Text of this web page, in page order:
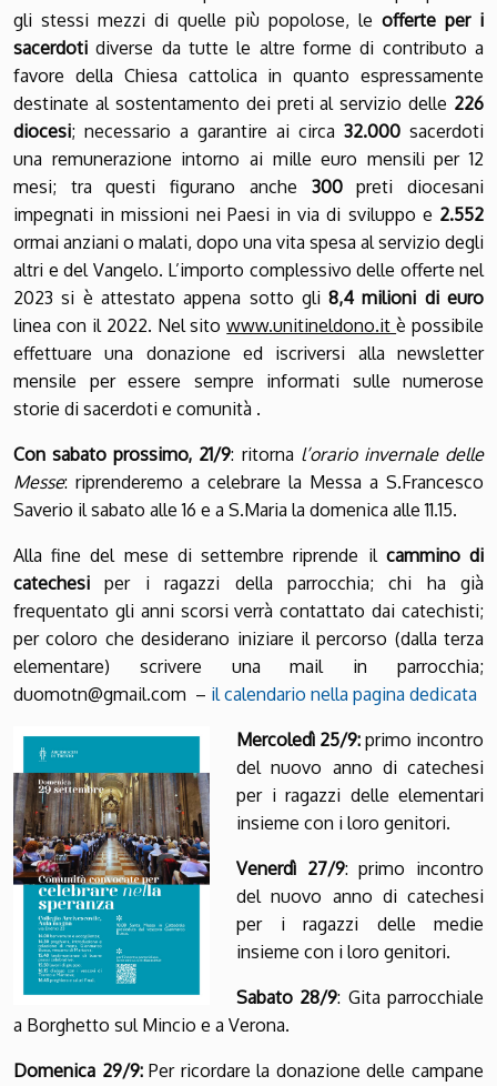
gli stessi mezzi di quelle più popolose, le offerte per i
sacerdotidiverse da tutte le altre forme di contributo a
favore della Chiesa cattolica in quanto espressamente
destinate al sostentamento dei preti al servizio delle 226
diocesi; necessario a garantire ai circa 32.000 sacerdoti
una remunerazione intorno ai mille euro mensili per 12
mesi; tra questi figurano anche 300preti diocesani
impegnati in missioni nei Paesi in via di sviluppo e 2.552
ormai anziani o malati, dopo una vita spesa al servizio degli
altri e del Vangelo. L’importo complessivo delle offerte nel
2023 si è attestato appena sotto gli8,4 milioni di euro
linea con il 2022. Nel sitowww.unitineldono.itè possibile
effettuare una donazione ed iscriversi alla newsletter
mensile per essere sempre informati sulle numerose
storie di sacerdoti e comunità .
Con sabato prossimo, 21/9: ritorna l’orario invernale delle
Messe: riprenderemo a celebrare la Messa a S.Francesco
Saverio il sabato alle 16 e a S.Maria la domenica alle 11.15.
Alla fine del mese di settembre riprende il cammino di
catechesiper i ragazzi della parrocchia; chi ha già
frequentato gli anni scorsi verrà contattato dai catechisti;
per coloro che desiderano iniziare il percorso (dalla terza
elementare) scrivere una mail in parrocchia;
duomotn@gmail.com – il calendario nella pagina dedicata
Mercoledì 25/9: primo incontro
del nuovo anno di catechesi
per i ragazzi delle elementari
insieme con i loro genitori.
Venerdì 27/9: primo incontro
del nuovo anno di catechesi
per i ragazzi delle medie
insieme con i loro genitori.
Sabato 28/9: Gita parrocchiale
a Borghetto sul Mincio e a Verona.
Domenica 29/9:Per ricordare la donazione delle campane